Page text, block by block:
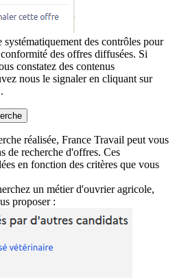
des contrôles pour
des offres diffusées. Si
constatez des contenus
nous le signaler en cliquant sur
réalisée, France Travail peut vous
de recherche d'offres. Ces
en fonction des critères que vous
un métier d'ouvrier agricole,
proposer :